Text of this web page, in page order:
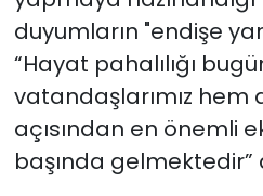
duyumların "endişe
“Hayat pahalılığı
vatandaşlarımız hem
açısından en önemli
başında gelmektedir”